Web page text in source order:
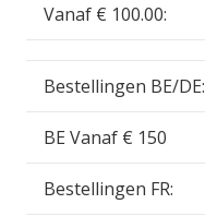
Vanaf € 100.00:
Bestellingen BE/DE:
BE Vanaf € 150
Bestellingen FR: